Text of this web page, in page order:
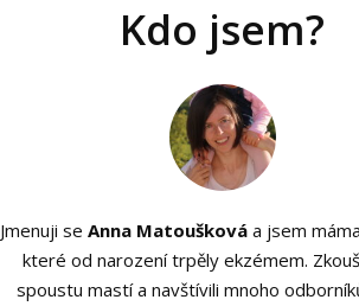
Kdo jsem?
Jmenuji se Anna Matouškováa jsem
které od narození trpěly ekzémem.
spoustu mastí a navštívili mnoho